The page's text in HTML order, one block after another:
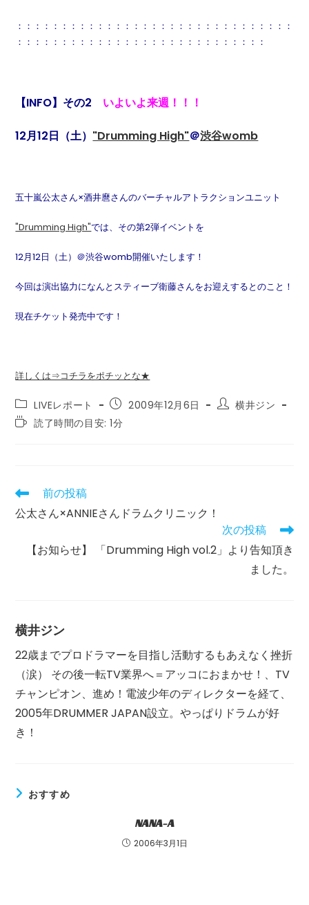
：：：：：：：：：：：：：：：：：：：：：：：：：：：：：：：
：：：：：：：：：：：：：：：：：：：：：：：：：：：：
【INFO】その2 いよいよ来週！！！
12月12日（土） "Drumming High"＠渋谷womb
五十嵐公太さん×酒井麿さんのバーチャルアトラクションユニット
"Drumming High"では、その第2弾イベントを
12月12日（土）＠渋谷womb開催いたします！
今回は演出協力になんとスティーブ衛藤さんをお迎えするとのこと！
現在チケット発売中です！
詳しくは⇒コチラをポチッとな★
投
稿
カ
LIVEレポート
投
稿
公
2009年12月6日
投
横井ジン
読
か
る
時
読了時間の目安: 1分
そ
の
他
前の投稿
公太さん×ANNIEさんドラムクリニック！
次の投稿
【お知らせ】 「Drumming High vol.2」より告知頂き
ました。
横井ジン
22歳までプロドラマーを目指し活動するもあえなく挫折
（涙） その後一転TV業界へ＝アッコにおまかせ！、TV
チャンピオン、進め！電波少年のディレクターを経て、
2005年DRUMMER JAPAN設立。やっぱりドラムが好
き！
おすすめ
NANA-A
2006年3月1日